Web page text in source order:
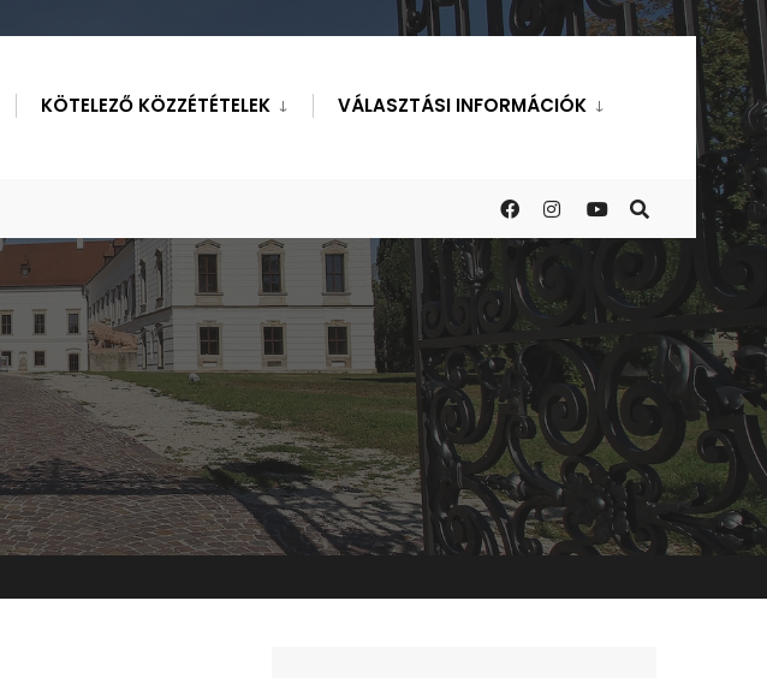
KÖTELEZŐ KÖZZÉTÉTELEK VÁLASZTÁSI INFORMÁCIÓK